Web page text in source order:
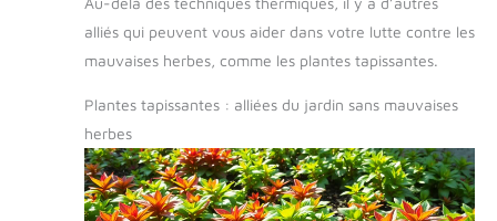
alliés qui peuvent vous aider dans votre lutte contre les
mauvaises herbes, comme les plantes tapissantes.
Plantes tapissantes : alliées du jardin sans mauvaises
herbes